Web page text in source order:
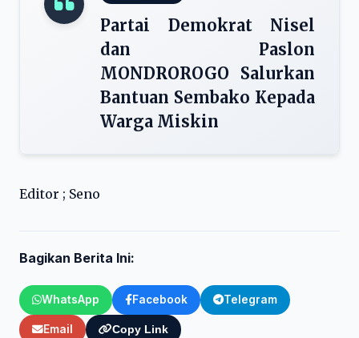
Partai Demokrat Nisel
dan Paslon
MONDROROGO Salurkan
Bantuan Sembako Kepada
Warga Miskin
Editor ; Seno
Bagikan Berita Ini:
WhatsApp Facebook Telegram
Email Copy Link